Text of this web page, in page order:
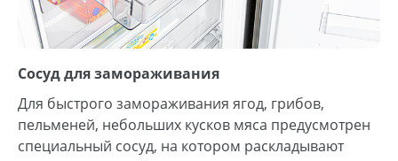
Сосуд для замораживания
Для быстрого замораживания ягод, грибов,
пельменей, небольших кусков мяса предусмотрен
специальный сосуд, на котором раскладывают